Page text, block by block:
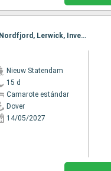
Itinerario : Dover, Rotterdam, Alesund, Trondheim, Honningsvag, Tromso, Andalsnes, Nordfjord, Lerwick, Invergordon, Dover
Nieuw Statendam
15 d
Camarote estándar
Dover
14/05/2027